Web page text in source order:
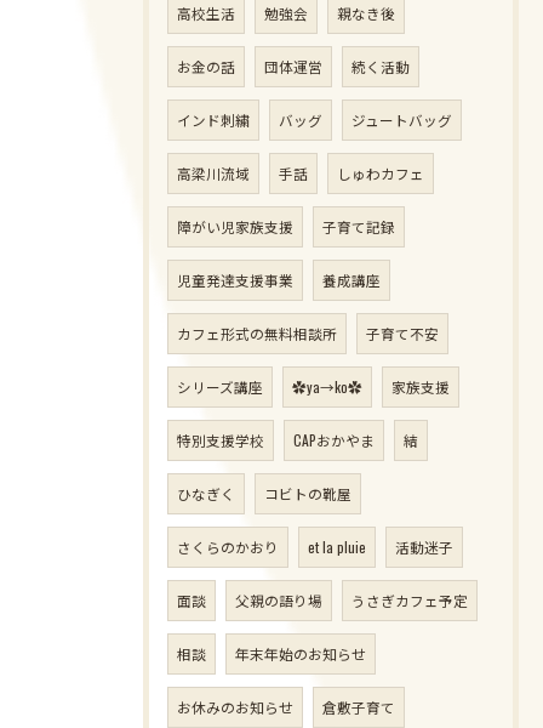
高校生活 勉強会 親なき後
お金の話 団体運営 続く活動
インド刺繍 バッグ ジュートバッグ
高梁川流域 手話 しゅわカフェ
障がい児家族支援 子育て記録
児童発達支援事業 養成講座
カフェ形式の無料相談所 子育て不安
シリーズ講座 ✿ya→ko✿ 家族支援
特別支援学校 CAPおかやま 結
ひなぎく コビトの靴屋
さくらのかおり et la pluie 活動迷子
面談 父親の語り場 うさぎカフェ予定
相談 年末年始のお知らせ
お休みのお知らせ 倉敷子育て